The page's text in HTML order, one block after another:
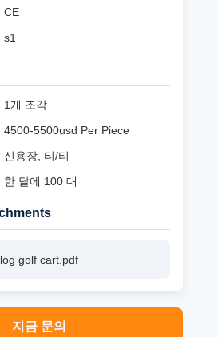
CE
s1
1개 조각
4500-5500usd Per Piece
신용장, 티/티
한 달에 100 대
golf cart.pdf
지금 문의